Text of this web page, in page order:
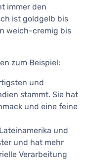
immer den
ist goldgelb bis
weich-cremig bis
zum Beispiel:
und
stammt. Sie hat
und eine feine
und
und hat mehr
Verarbeitung